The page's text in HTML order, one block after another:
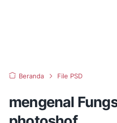
Beranda File PSD
mengenal